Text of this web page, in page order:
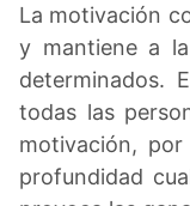
La motivación
y mantiene a
determinados.
todas las
motivación,
profundidad